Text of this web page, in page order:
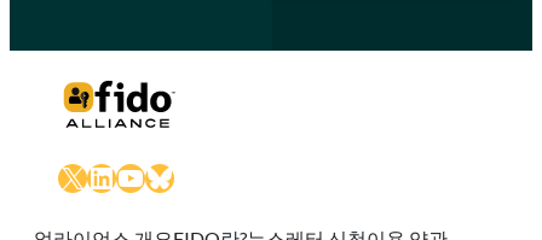
X LinkedIn
YouTube
Bluesky